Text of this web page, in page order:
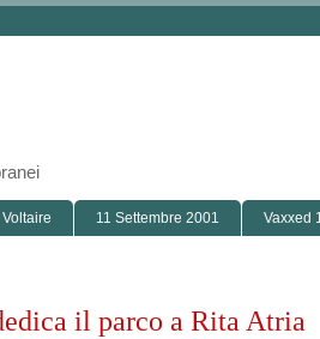
Voltaire 11 Settembre 2001 Vaxxed
il parco a Rita Atria